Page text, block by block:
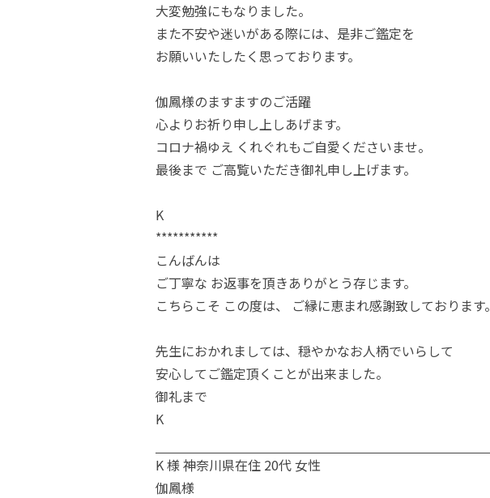
大変勉強にもなりました。
また不安や迷いがある際には、是非ご鑑定を
お願いいたしたく思っております。
伽鳳様のますますのご活躍
心よりお祈り申し上しあげます。
コロナ禍ゆえ くれぐれもご自愛くださいませ。
最後まで ご高覧いただき御礼申し上げます。
K
***********
こんばんは
ご丁寧な お返事を頂きありがとう存じます。
こちらこそ この度は、 ご縁に恵まれ感謝致しております。
先生におかれましては、穏やかなお人柄でいらして
安心してご鑑定頂くことが出来ました。
御礼まで
K
K 様 神奈川県在住 20代 女性
伽鳳様